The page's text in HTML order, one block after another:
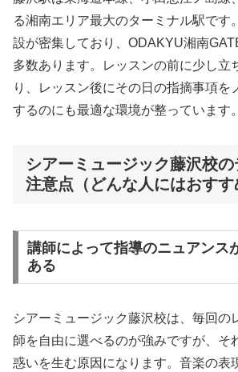
る湘南エリア最大のターミナル駅です
設が密集しており、ODAKYU湘南
多数あります。レッスンの前に少し立
り、レッスン後にその日の指摘事項を
するのにも最適な環境が整っています。
シアーミュージック藤沢校の
注意点（どんな人にはおすす
講師によって指導のニュアンス
ある
シアーミュージック藤沢校は、毎回の
師を自由に選べるのが強みですが、そ
惑いを生む原因になります。音楽の表